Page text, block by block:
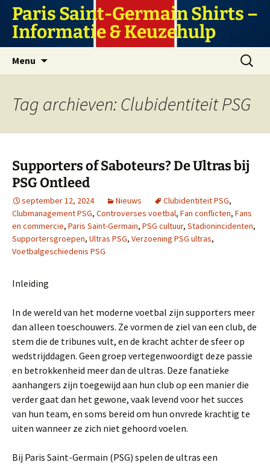
naar
inhoud
Paris Saint-Germain Shirts –
Informatie & Keuzehulp
Menu
Zoeken
naar:
Tag archieven: Clubidentiteit PSG
Supporters of Saboteurs? De Ultras bij
PSG Ontleed
september 12, 2024 Nieuws Clubidentiteit PSG,
Clubmanagement PSG, Controverses voetbal, Fan conflicten, Fans
en commercie, Paris Saint-Germain, PSG cultuur, Stadionincidenten,
Supportersgroepen, Ultras PSG, Verzoening PSG ultras,
Voetbalgeschiedenis PSG
Inleiding
In de wereld van het moderne voetbal zijn supporters meer
dan alleen toeschouwers. Ze vormen de ziel van een club, de
stem die de tribunes vult, en de kracht achter de sfeer op
wedstrijddagen. Geen groep vertegenwoordigt deze passie
en betrokkenheid meer dan de ultras. Deze fanatieke
aanhangers zijn toegewijd aan hun club op een manier die
verder gaat dan het gewone, vaak levend voor het succes
van hun team, en soms bereid om hun onvrede krachtig te
uiten wanneer ze zich niet gehoord voelen.
Bij Paris Saint-Germain (PSG) spelen de ultras een